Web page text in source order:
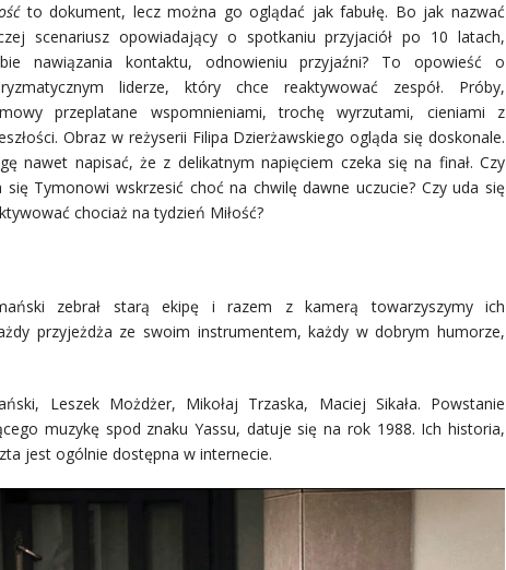
to dokument, lecz można go oglądać jak fabułę. Bo jak nazwać
scenariusz opowiadający o spotkaniu przyjaciół po 10 latach,
nawiązania kontaktu, odnowieniu przyjaźni? To opowieść o
liderze, który chce reaktywować zespół. Próby,
przeplatane wspomnieniami, trochę wyrzutami, cieniami z
Obraz w reżyserii Filipa Dzierżawskiego ogląda się doskonale.
nawet napisać, że z delikatnym napięciem czeka się na finał. Czy
się Tymonowi wskrzesić choć na chwilę dawne uczucie? Czy uda się
chociaż na tydzień Miłość?
zebrał starą ekipę i razem z kamerą towarzyszymy ich
przyjeżdża ze swoim instrumentem, każdy w dobrym humorze,
Leszek Możdżer, Mikołaj Trzaska, Maciej Sikała. Powstanie
muzykę spod znaku Yassu, datuje się na rok 1988. Ich historia,
jest ogólnie dostępna w internecie.